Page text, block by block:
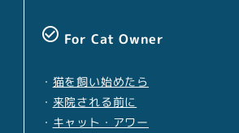
check_circle_outline For Cat Owner
・ 猫を飼い始めたら
・ 来院される前に
・ キャット・アワー